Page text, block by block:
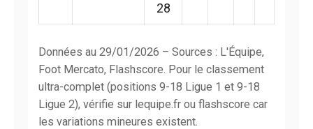
28
Données au 29/01/2026 – Sources : L'Équipe,
Foot Mercato, Flashscore. Pour le classement
ultra-complet (positions 9-18 Ligue 1 et 9-18
Ligue 2), vérifie sur lequipe.fr ou flashscore car
les variations mineures existent.